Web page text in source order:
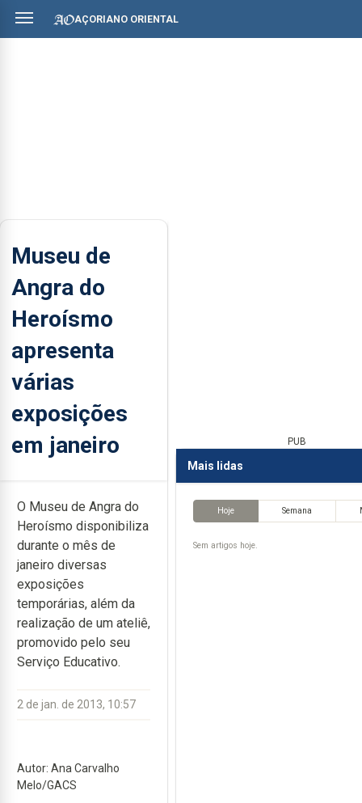
AÇORIANO ORIENTAL
Museu de
Angra do
Heroísmo
apresenta
várias
exposições
em janeiro
O Museu de Angra do
Heroísmo disponibiliza
durante o mês de
janeiro diversas
exposições
temporárias, além da
realização de um ateliê,
promovido pelo seu
Serviço Educativo.
2 de jan. de 2013, 10:57
Autor: Ana Carvalho
Melo/GACS
PUB
Mais lidas
Hoje Semana
Sem artigos hoje.